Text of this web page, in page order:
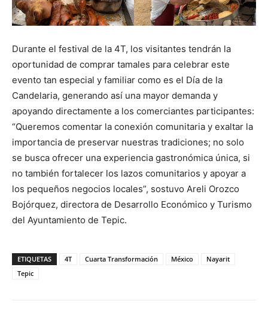
Durante el festival de la 4T, los visitantes tendrán la
oportunidad de comprar tamales para celebrar este
evento tan especial y familiar como es el Día de la
Candelaria, generando así una mayor demanda y
apoyando directamente a los comerciantes participantes:
“Queremos comentar la conexión comunitaria y exaltar la
importancia de preservar nuestras tradiciones; no solo
se busca ofrecer una experiencia gastronómica única, si
no también fortalecer los lazos comunitarios y apoyar a
los pequeños negocios locales”, sostuvo Areli Orozco
Bojórquez, directora de Desarrollo Económico y Turismo
del Ayuntamiento de Tepic.
ETIQUETAS 4T Cuarta Transformación México
Nayarit
Tepic